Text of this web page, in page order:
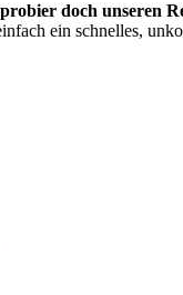
doch unseren
ein schnelles,